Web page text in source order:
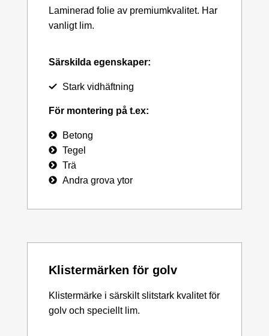
Laminerad folie av premiumkvalitet. Har
vanligt lim.
Särskilda egenskaper:
Stark vidhäftning
För montering på t.ex:
Betong
Tegel
Trä
Andra grova ytor
Klistermärken för golv
Klistermärke i särskilt slitstark kvalitet för
golv och speciellt lim.